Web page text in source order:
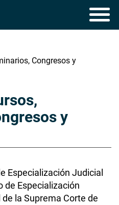
Congresos y
y
Especialización Judicial
de Especialización
la Suprema Corte de